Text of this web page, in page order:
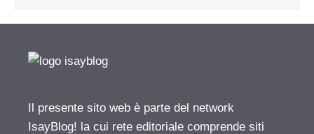
Il presente sito web è parte del network
IsayBlog! la cui rete editoriale comprende siti